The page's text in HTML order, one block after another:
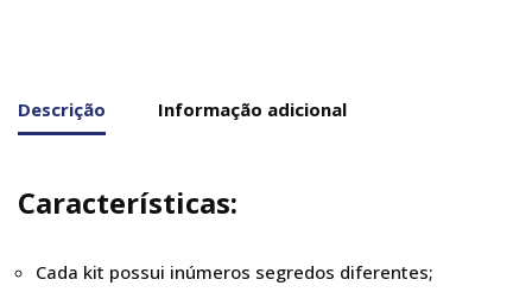
Descrição Informação adicional
Características:
Cada kit possui inúmeros segredos diferentes;